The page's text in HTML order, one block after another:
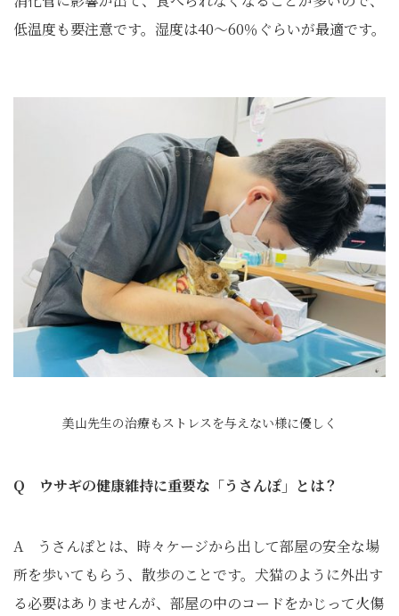
低温度も要注意です。湿度は40～60％ぐらいが最適です。
美山先生の治療もストレスを与えない様に優しく
Q ウサギの健康維持に重要な「うさんぽ」とは？
A うさんぽとは、時々ケージから出して部屋の安全な場
所を歩いてもらう、散歩のことです。犬猫のように外出す
る必要はありませんが、部屋の中のコードをかじって火傷